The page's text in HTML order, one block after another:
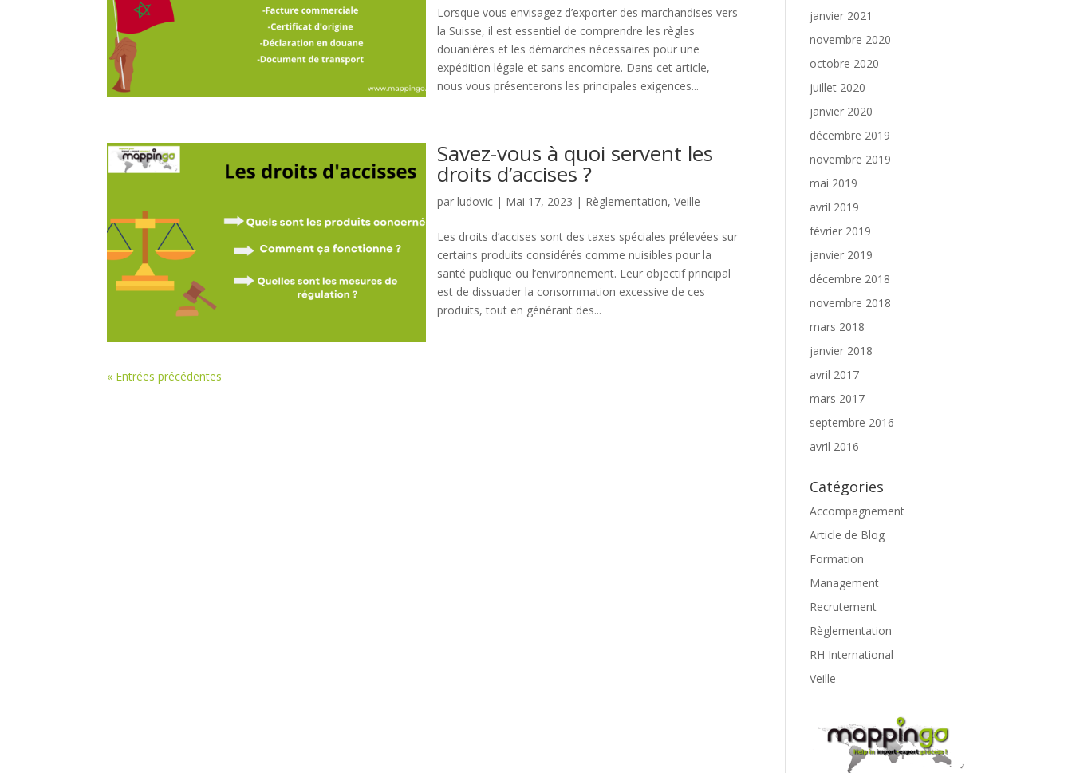
Lorsque vous envisagez d’exporter des marchandises vers
la Suisse, il est essentiel de comprendre les règles
douanières et les démarches nécessaires pour une
expédition légale et sans encombre. Dans cet article,
nous vous présenterons les principales exigences...
Savez-vous à quoi servent les
droits d’accises ?
parludovic | Mai 17, 2023 | Règlementation,Veille
Les droits d’accises sont des taxes spéciales prélevées sur
certains produits considérés comme nuisibles pour la
santé publique ou l’environnement. Leur objectif principal
est de dissuader la consommation excessive de ces
produits, tout en générant des...
« Entrées précédentes
janvier 2021
novembre 2020
octobre 2020
juillet 2020
janvier 2020
décembre 2019
novembre 2019
mai 2019
avril 2019
février 2019
janvier 2019
décembre 2018
novembre 2018
mars 2018
janvier 2018
avril 2017
mars 2017
septembre 2016
avril 2016
Catégories
Accompagnement
Article de Blog
Formation
Management
Recrutement
Règlementation
RH International
Veille